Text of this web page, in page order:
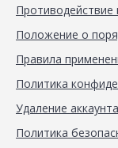
Противодействие
Положение о
Правила
Политика
Удаление аккаунта
Политика